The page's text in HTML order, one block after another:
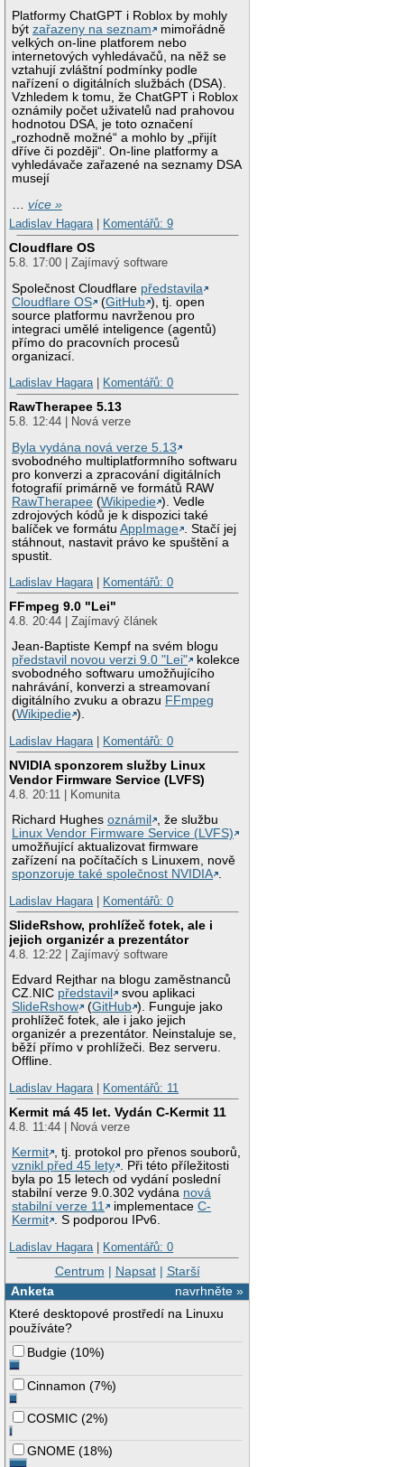
Platformy ChatGPT i Roblox by mohly
býtzařazeny na seznam
mimořádně
velkých on-line platforem nebo
internetových vyhledávačů, na něž se
vztahují zvláštní podmínky podle
nařízení o digitálních službách (DSA).
Vzhledem k tomu, že ChatGPT i Roblox
oznámily počet uživatelů nad prahovou
hodnotou DSA, je toto označení
„rozhodně možné“ a mohlo by „přijít
dříve či později“. On-line platformy a
vyhledávače zařazené na seznamy DSA
musejí
…více »
Ladislav Hagara| Komentářů: 9
Cloudflare OS
5.8. 17:00 | Zajímavý software
Společnost Cloudflare představila
Cloudflare OS
(GitHub ), tj. open
source platformu navrženou pro
integraci umělé inteligence (agentů)
přímo do pracovních procesů
organizací.
Ladislav Hagara| Komentářů: 0
RawTherapee 5.13
5.8. 12:44 | Nová verze
Byla vydána nová verze 5.13
svobodného multiplatformního softwaru
pro konverzi a zpracování digitálních
fotografií primárně ve formátů RAW
RawTherapee (Wikipedie ). Vedle
zdrojových kódů je k dispozici také
balíček ve formátuAppImage
. Stačí jej
stáhnout, nastavit právo ke spuštění a
spustit.
Ladislav Hagara| Komentářů: 0
FFmpeg 9.0 "Lei"
4.8. 20:44 | Zajímavý článek
Jean-Baptiste Kempf na svém blogu
představil novou verzi 9.0 "Lei"
kolekce
svobodného softwaru umožňujícího
nahrávání, konverzi a streamovaní
digitálního zvuku a obrazu FFmpeg
(Wikipedie ).
Ladislav Hagara| Komentářů: 0
NVIDIA sponzorem služby Linux
Vendor Firmware Service (LVFS)
4.8. 20:11 | Komunita
Richard Hughesoznámil
, že službu
Linux Vendor Firmware Service (LVFS)
umožňující aktualizovat firmware
zařízení na počítačích s Linuxem, nově
sponzoruje také společnost NVIDIA .
Ladislav Hagara| Komentářů: 0
SlideRshow, prohlížeč fotek, ale i
jejich organizér a prezentátor
4.8. 12:22 | Zajímavý software
Edvard Rejthar na blogu zaměstnanců
CZ.NIC představil
svou aplikaci
SlideRshow
(GitHub ). Funguje jako
prohlížeč fotek, ale i jako jejich
organizér a prezentátor. Neinstaluje se,
běží přímo v prohlížeči. Bez serveru.
Offline.
Ladislav Hagara| Komentářů: 11
Kermit má 45 let. Vydán C-Kermit 11
4.8. 11:44 | Nová verze
Kermit , tj. protokol pro přenos souborů,
vznikl před 45 lety . Při této příležitosti
byla po 15 letech od vydání poslední
stabilní verze 9.0.302 vydána nová
stabilní verze 11
implementaceC-
Kermit . S podporou IPv6.
Ladislav Hagara| Komentářů: 0
Centrum | Napsat| Starší
navrhněte »
Anketa
Které desktopové prostředí na Linuxu
používáte?
Budgie (10%)
Cinnamon (7%)
COSMIC (2%)
GNOME (18%)